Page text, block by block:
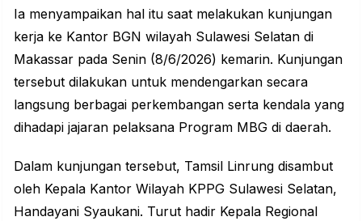
Ia menyampaikan hal itu saat melakukan kunjungan
kerja ke Kantor BGN wilayah Sulawesi Selatan di
Makassar pada Senin (8/6/2026) kemarin. Kunjungan
tersebut dilakukan untuk mendengarkan secara
langsung berbagai perkembangan serta kendala yang
dihadapi jajaran pelaksana Program MBG di daerah.
Dalam kunjungan tersebut, Tamsil Linrung disambut
oleh Kepala Kantor Wilayah KPPG Sulawesi Selatan,
Handayani Syaukani. Turut hadir Kepala Regional